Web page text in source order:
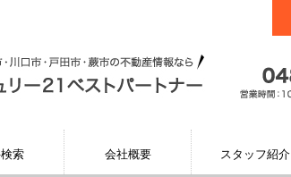
索 会社概要 スタッフ紹介